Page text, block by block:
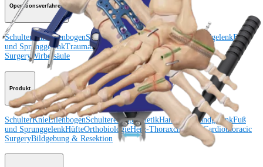
Operationsverfahren
Schulter KnieEllenbogenSchulterendoprothetikHand und HandgelenkFuß
und SprunggelenkTraumaHüfteOrthobiologieCardiothoracic
SurgeryWirbelsäule
Produkt
SchulterKnieEllenbogenSchulterendoprothetikHand und HandgelenkFuß
und SprunggelenkHüfteOrthobiologieHerz-ThoraxchirurgieCardiothoracic
SurgeryBildgebung & Resektion